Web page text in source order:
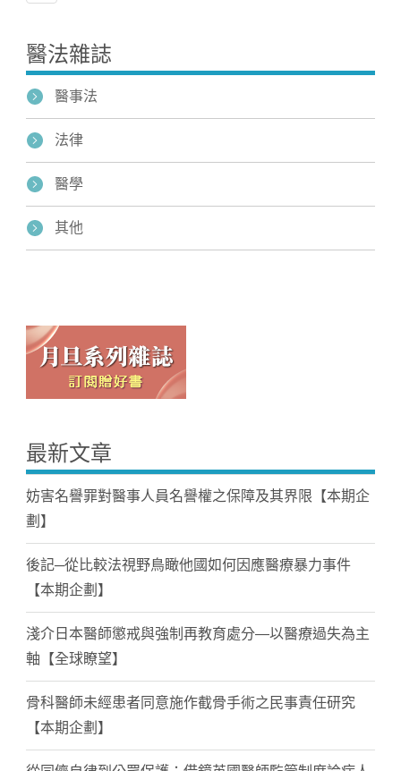
醫法雜誌
醫事法
法律
醫學
其他
最新文章
妨害名譽罪對醫事人員名譽權之保障及其界限【本期企
劃】
後記─從比較法視野鳥瞰他國如何因應醫療暴力事件
【本期企劃】
淺介日本醫師懲戒與強制再教育處分—以醫療過失為主
軸【全球瞭望】
骨科醫師未經患者同意施作截骨手術之民事責任研究
【本期企劃】